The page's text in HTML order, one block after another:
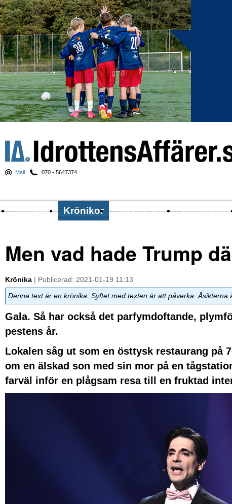
Mail 070 - 5647374
Nyheter Krönikor Sport & spel
Men vad hade Trump
Krönika | Publicerad: 2021-01-19 11:13
Denna text är en krönika. Syftet med texten är att påverka. Åsikterna
Gala. Så har också det parfymdoftande,
pestens år.
Lokalen såg ut som en östtysk restaurang på
om en älskad son med sin mor på en
farväl inför en plågsam resa till en fruktad